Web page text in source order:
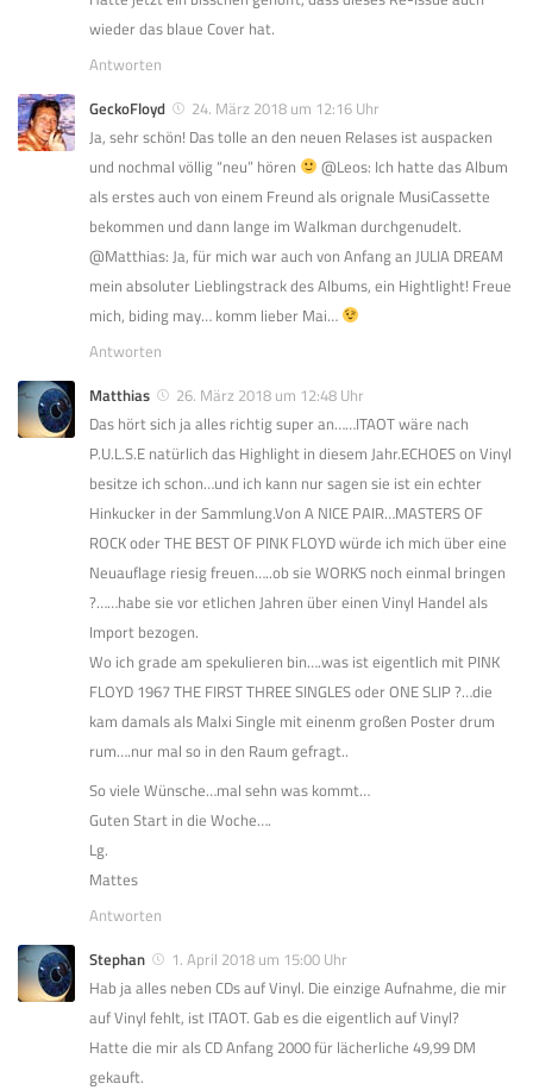
wieder das blaue Cover hat.
Antworten
GeckoFloyd
24. März 2018 um 12:16 Uhr
Ja, sehr schön! Das tolle an den neuen Relases ist auspacken
und nochmal völlig “neu” hören
@Leos: Ich hatte das Album
als erstes auch von einem Freund als orignale MusiCassette
bekommen und dann lange im Walkman durchgenudelt.
@Matthias: Ja, für mich war auch von Anfang an JULIA DREAM
mein absoluter Lieblingstrack des Albums, ein Hightlight! Freue
mich, biding may… komm lieber Mai…
Antworten
Matthias
26. März 2018 um 12:48 Uhr
Das hört sich ja alles richtig super an……ITAOT wäre nach
P.U.L.S.E natürlich das Highlight in diesem Jahr.ECHOES on Vinyl
besitze ich schon…und ich kann nur sagen sie ist ein echter
Hinkucker in der Sammlung.Von A NICE PAIR…MASTERS OF
ROCK oder THE BEST OF PINK FLOYD würde ich mich über eine
Neuauflage riesig freuen…..ob sie WORKS noch einmal bringen
?……habe sie vor etlichen Jahren über einen Vinyl Handel als
Import bezogen.
Wo ich grade am spekulieren bin….was ist eigentlich mit PINK
FLOYD 1967 THE FIRST THREE SINGLES oder ONE SLIP ?…die
kam damals als Malxi Single mit einenm großen Poster drum
rum….nur mal so in den Raum gefragt..
So viele Wünsche…mal sehn was kommt…
Guten Start in die Woche….
Lg.
Mattes
Antworten
Stephan
1. April 2018 um 15:00 Uhr
Hab ja alles neben CDs auf Vinyl. Die einzige Aufnahme, die mir
auf Vinyl fehlt, ist ITAOT. Gab es die eigentlich auf Vinyl?
Hatte die mir als CD Anfang 2000 für lächerliche 49,99 DM
gekauft.